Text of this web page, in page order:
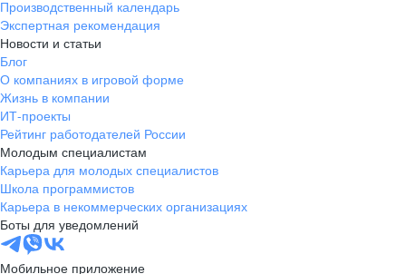
Производственный календарь
Экспертная рекомендация
Новости и статьи
Блог
О компаниях в игровой форме
Жизнь в компании
ИТ-проекты
Рейтинг работодателей России
Молодым специалистам
Карьера для молодых специалистов
Школа программистов
Карьера в некоммерческих организациях
Боты для уведомлений
Мобильное приложение